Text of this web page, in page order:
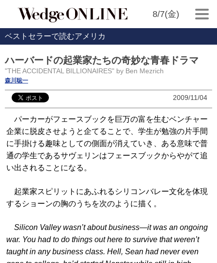
8/7(金)
ベストセラーで読むアメリカ
ハーバードの起業家たちの奇妙な青春ドラマ
"THE ACCIDENTAL BILLIONAIRES" by Ben Mezrich
森川聡一
2009/11/04
パーカーがフェースブックを巨万の富を生むベンチャー
企業に脱皮させようと企てることで、学生が勉強の片手間
に手掛ける趣味としての側面が消えていき、ある意味で普
通の学生であるサヴェリンはフェースブックからやがて追
い出されることになる。
起業家スピリットにあふれるシリコンバレー文化を体現
するショーンの胸のうちを次のように描く。
Silicon Valley wasn’t about business―it was an ongoing
war. You had to do things out here to survive that weren’t
taught in any business class. Hell, Sean had never even